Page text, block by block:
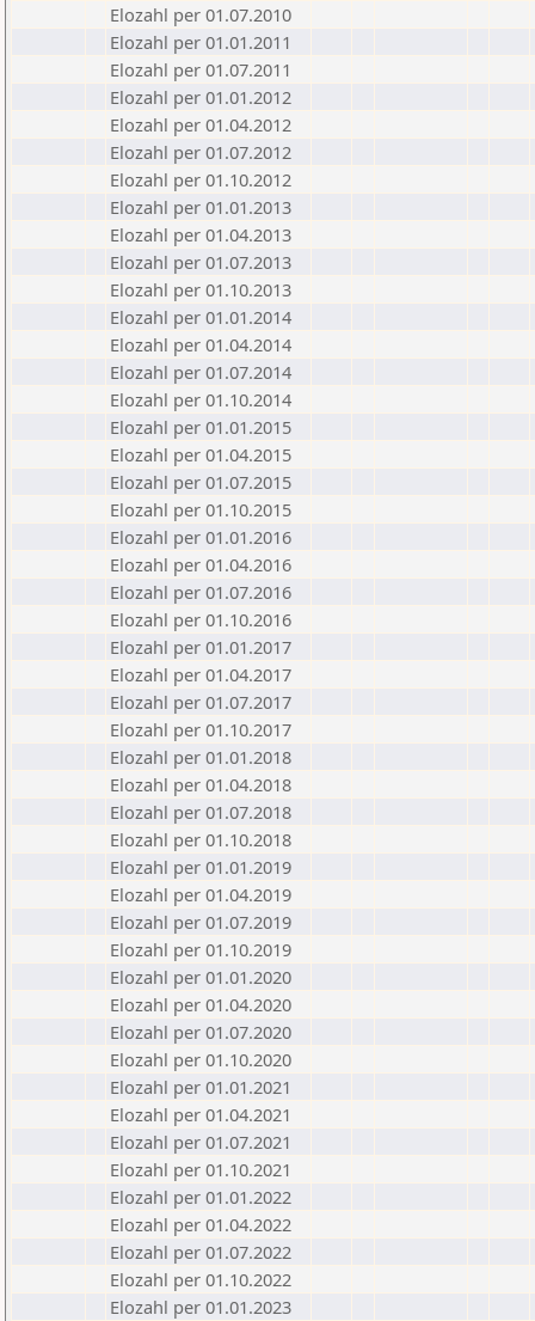
Elozahl per 01.07.2010
Elozahl per 01.01.2011
Elozahl per 01.07.2011
Elozahl per 01.01.2012
Elozahl per 01.04.2012
Elozahl per 01.07.2012
Elozahl per 01.10.2012
Elozahl per 01.01.2013
Elozahl per 01.04.2013
Elozahl per 01.07.2013
Elozahl per 01.10.2013
Elozahl per 01.01.2014
Elozahl per 01.04.2014
Elozahl per 01.07.2014
Elozahl per 01.10.2014
Elozahl per 01.01.2015
Elozahl per 01.04.2015
Elozahl per 01.07.2015
Elozahl per 01.10.2015
Elozahl per 01.01.2016
Elozahl per 01.04.2016
Elozahl per 01.07.2016
Elozahl per 01.10.2016
Elozahl per 01.01.2017
Elozahl per 01.04.2017
Elozahl per 01.07.2017
Elozahl per 01.10.2017
Elozahl per 01.01.2018
Elozahl per 01.04.2018
Elozahl per 01.07.2018
Elozahl per 01.10.2018
Elozahl per 01.01.2019
Elozahl per 01.04.2019
Elozahl per 01.07.2019
Elozahl per 01.10.2019
Elozahl per 01.01.2020
Elozahl per 01.04.2020
Elozahl per 01.07.2020
Elozahl per 01.10.2020
Elozahl per 01.01.2021
Elozahl per 01.04.2021
Elozahl per 01.07.2021
Elozahl per 01.10.2021
Elozahl per 01.01.2022
Elozahl per 01.04.2022
Elozahl per 01.07.2022
Elozahl per 01.10.2022
Elozahl per 01.01.2023